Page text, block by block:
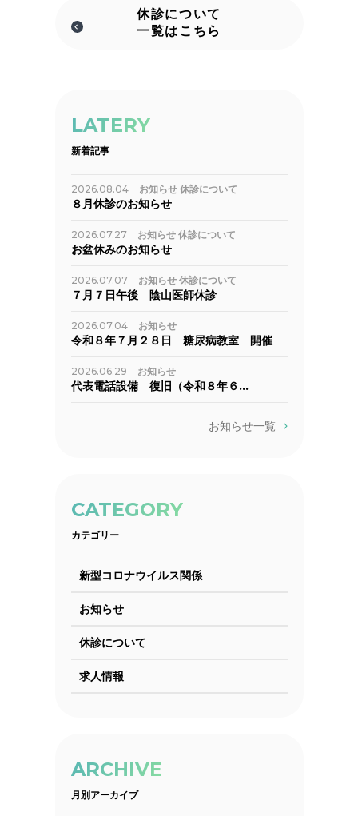
休診について
一覧はこちら
LATERY
新着記事
2026.08.04 お知らせ 休診について
８月休診のお知らせ
2026.07.27 お知らせ 休診について
お盆休みのお知らせ
2026.07.07 お知らせ 休診について
７月７日午後 陰山医師休診
2026.07.04 お知らせ
令和８年７月２８日 糖尿病教室 開催
2026.06.29 お知らせ
代表電話設備 復旧（令和８年６…
お知らせ一覧
CATEGORY
カテゴリー
新型コロナウイルス関係
お知らせ
休診について
求人情報
ARCHIVE
月別アーカイブ